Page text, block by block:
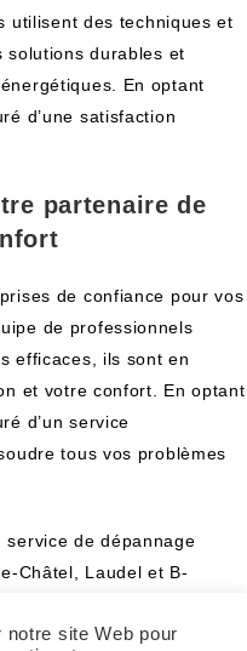
utilisent des techniques et
solutions durables et
En optant
d’une satisfaction
partenaire de
de confiance pour vos
de professionnels
efficaces, ils sont en
et votre confort. En optant
d’un service
tous vos problèmes
service de dépannage
Châtel, Laudel et B-
leur engagement envers
site Web pour